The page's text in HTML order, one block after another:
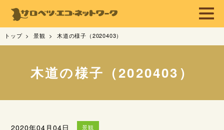
トップ 景観 木道の様子（2020403）
木道の様子（2020403）
2020年04月04日 景観